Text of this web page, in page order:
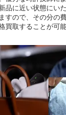
品に近い状態にい
すので、その分の
買取することが可